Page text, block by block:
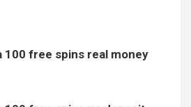
100 free spins real money